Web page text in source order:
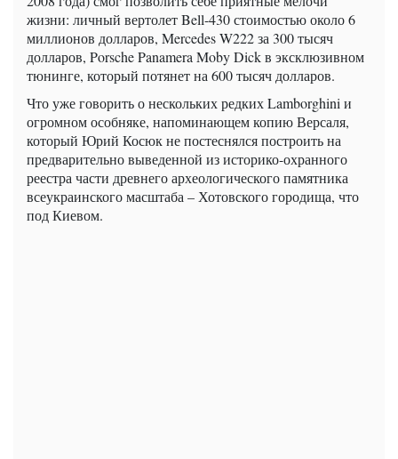
жизни: личный вертолет Bell-430 стоимостью около 6
миллионов долларов, Mercedes W222 за 300 тысяч
долларов, Porsche Panamera Moby Dick в эксклюзивном
тюнинге, который потянет на 600 тысяч долларов.
Что уже говорить о нескольких редких Lamborghini и
огромном особняке, напоминающем копию Версаля,
который Юрий Косюк не постеснялся построить на
предварительно выведенной из историко-охранного
реестра части древнего археологического памятника
всеукраинского масштаба – Хотовского городища, что
под Киевом.